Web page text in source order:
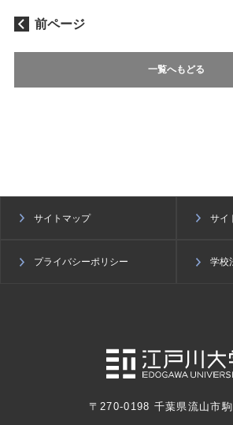
前ページ
一覧へもどる
サイトマップ サイ
プライバシーポリシー 学校
〒270-0198 千葉県流山市